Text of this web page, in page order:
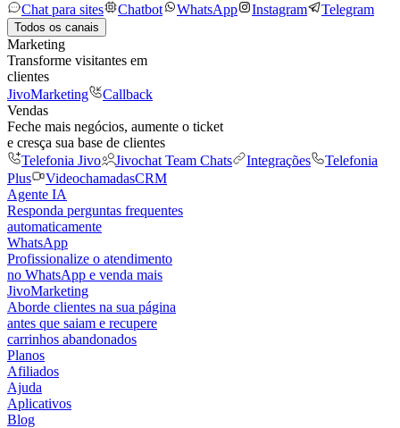
Chat para sites
Chatbot WhatsApp Instagram Telegram
Todos os canais
Marketing
Transforme visitantes em
clientes
JivoMarketing
Callback
Vendas
Feche mais negócios, aumente o ticket
e cresça sua base de clientes
Telefonia Jivo
Jivochat Team Chats Integrações
Telefonia
Plus
VideochamadasCRM
Agente IA
Responda perguntas frequentes
automaticamente
WhatsApp
Profissionalize o atendimento
no WhatsApp e venda mais
JivoMarketing
Aborde clientes na sua página
antes que saiam e recupere
carrinhos abandonados
Planos
Afiliados
Ajuda
Aplicativos
Blog